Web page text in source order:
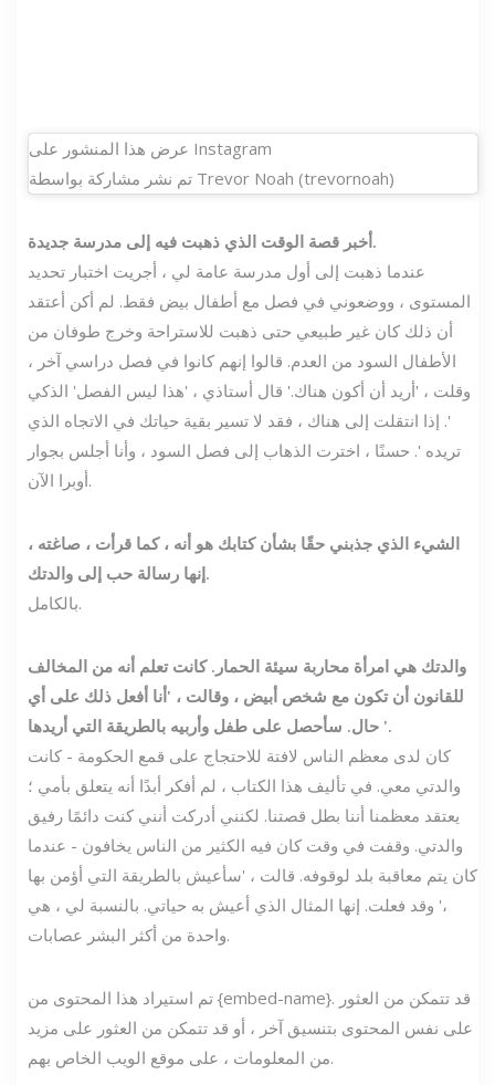
عرض هذا المنشور على Instagram
تم نشر مشاركة بواسطة Trevor Noah (trevornoah)
أخبر قصة الوقت الذي ذهبت فيه إلى مدرسة جديدة.
عندما ذهبت إلى أول مدرسة عامة لي ، أجريت اختبار تحديد
المستوى ، ووضعوني في فصل مع أطفال بيض فقط. لم أكن أعتقد
أن ذلك كان غير طبيعي حتى ذهبت للاستراحة وخرج طوفان من
الأطفال السود من العدم. قالوا إنهم كانوا في فصل دراسي آخر ،
وقلت ، 'أريد أن أكون هناك.' قال أستاذي ، 'هذا ليس الفصل' الذكي
'. إذا انتقلت إلى هناك ، فقد لا تسير بقية حياتك في الاتجاه الذي
تريده '. حسنًا ، اخترت الذهاب إلى فصل السود ، وأنا أجلس بجوار
أوبرا الآن.
الشيء الذي جذبني حقًا بشأن كتابك هو أنه ، كما قرأت ، صاغته ،
إنها رسالة حب إلى والدتك.
بالكامل.
والدتك هي امرأة محاربة سيئة الحمار. كانت تعلم أنه من المخالف
للقانون أن تكون مع شخص أبيض ، وقالت ، 'أنا أفعل ذلك على أي
حال. سأحصل على طفل وأربيه بالطريقة التي أريدها '.
كان لدى معظم الناس لافتة للاحتجاج على قمع الحكومة - كانت
والدتي معي. في تأليف هذا الكتاب ، لم أفكر أبدًا أنه يتعلق بأمي ؛
يعتقد معظمنا أننا بطل قصتنا. لكنني أدركت أنني كنت دائمًا رفيق
والدتي. وقفت في وقت كان فيه الكثير من الناس يخافون - عندما
كان يتم معاقبة بلد لوقوفه. قالت ، 'سأعيش بالطريقة التي أؤمن بها
،' وقد فعلت. إنها المثال الذي أعيش به حياتي. بالنسبة لي ، هي
واحدة من أكثر البشر عصابات.
تم استيراد هذا المحتوى من {embed-name}. قد تتمكن من العثور
على نفس المحتوى بتنسيق آخر ، أو قد تتمكن من العثور على مزيد
من المعلومات ، على موقع الويب الخاص بهم.